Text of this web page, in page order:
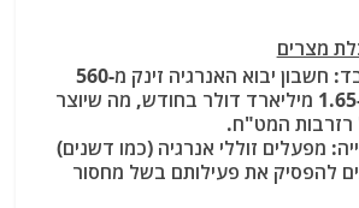
: חשבון יבוא האנרגיה זינק מ-560
מיליון דולר ל-1.65 מיליארד דולר בחודש, מה שיוצר
רזרבות המט"ח.
: מפעלים זוללי אנרגיה (כמו דשנים)
להפסיק את פעילותם בשל מחסור